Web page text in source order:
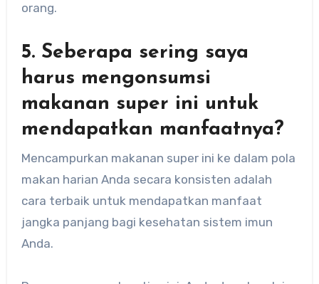
orang.
5. Seberapa sering saya
harus mengonsumsi
makanan super ini untuk
mendapatkan manfaatnya?
Mencampurkan makanan super ini ke dalam pola
makan harian Anda secara konsisten adalah
cara terbaik untuk mendapatkan manfaat
jangka panjang bagi kesehatan sistem imun
Anda.